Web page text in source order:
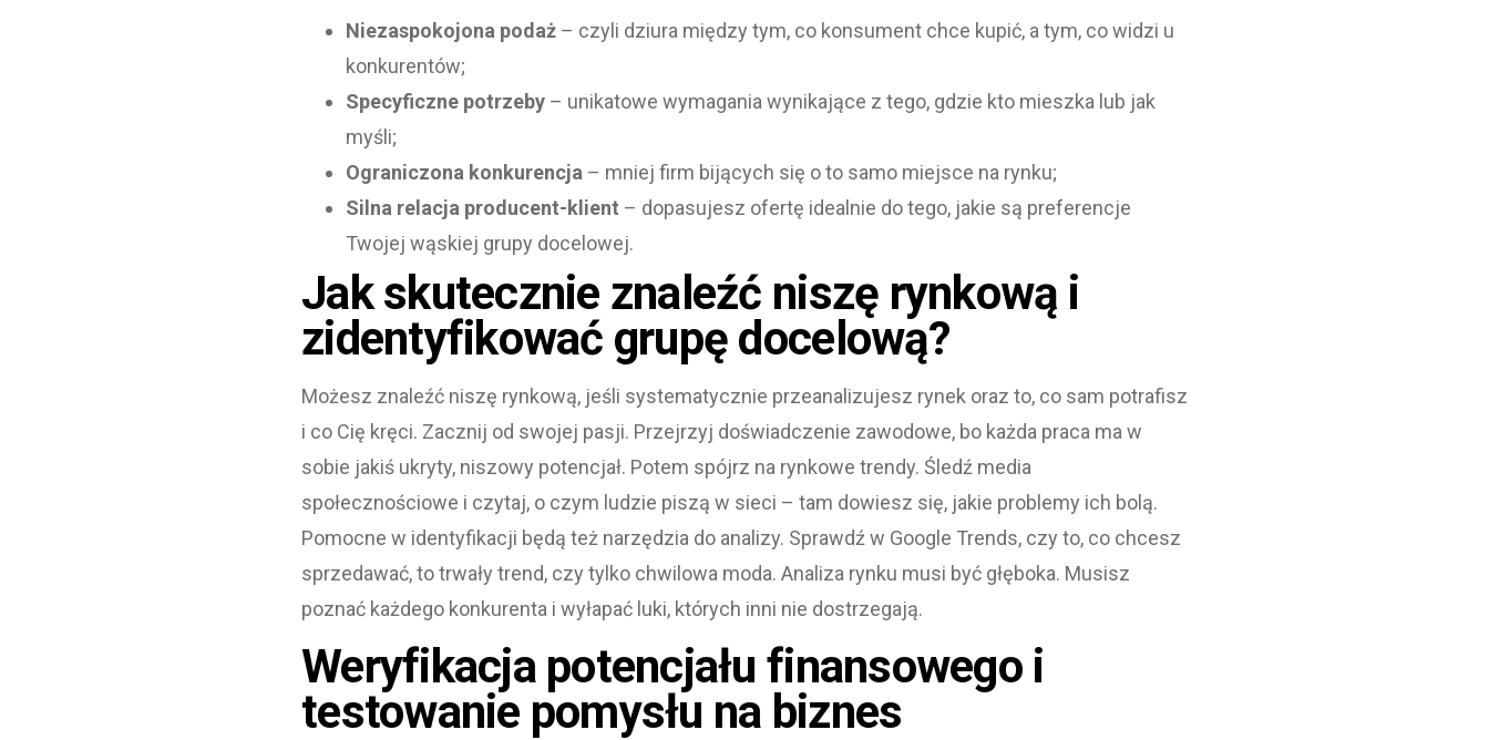
Niezaspokojona podaż – czyli dziura między tym, co konsument chce kupić, a tym, co widzi u
konkurentów;
Specyficzne potrzeby – unikatowe wymagania wynikające z tego, gdzie kto mieszka lub jak
myśli;
Ograniczona konkurencja – mniej firm bijących się o to samo miejsce na rynku;
Silna relacja producent-klient – dopasujesz ofertę idealnie do tego, jakie są preferencje
Twojej wąskiej grupy docelowej.
Jak skutecznie znaleźć niszę rynkową i
zidentyfikować grupę docelową?
Możesz znaleźć niszę rynkową, jeśli systematycznie przeanalizujesz rynek oraz to, co sam potrafisz
i co Cię kręci. Zacznij od swojej pasji. Przejrzyj doświadczenie zawodowe, bo każda praca ma w
sobie jakiś ukryty, niszowy potencjał. Potem spójrz na rynkowe trendy. Śledź media
społecznościowe i czytaj, o czym ludzie piszą w sieci – tam dowiesz się, jakie problemy ich bolą.
Pomocne w identyfikacji będą też narzędzia do analizy. Sprawdź w Google Trends, czy to, co chcesz
sprzedawać, to trwały trend, czy tylko chwilowa moda. Analiza rynku musi być głęboka. Musisz
poznać każdego konkurenta i wyłapać luki, których inni nie dostrzegają.
Weryfikacja potencjału finansowego i
testowanie pomysłu na biznes